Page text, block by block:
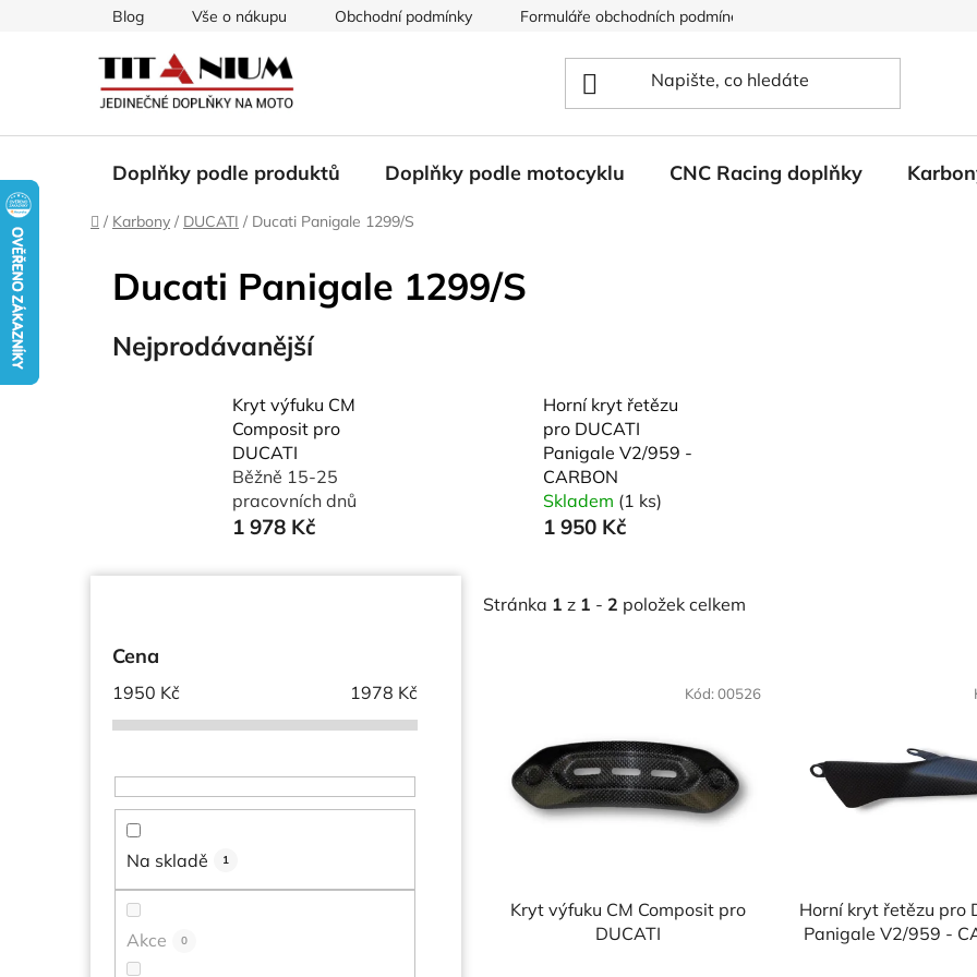
Blog Vše o nákupu Obchodní podmínky Formuláře obchodních podmínek
Doplňky podle produktů Doplňky podle motocyklu CNC Racing doplňky
Domů
/ Karbony / DUCATI / Ducati Panigale 1299/S
Ducati Panigale 1299/S
Nejprodávanější
Kryt výfuku CM
Composit pro
DUCATI
Běžně 15-25
pracovních dnů
1 978 Kč
Horní kryt řetězu
pro DUCATI
Panigale V2/959 -
CARBON
Skladem (1 ks)
1 950 Kč
Cena
1950 Kč 1978 Kč
Na skladě 1
Akce 0
Stránka 1 z 1 - 2 položek celkem
Kryt výfuku CM Composit pro
DUCATI
Kód: 00526
Horní kryt řetězu pro
Panigale V2/959 -